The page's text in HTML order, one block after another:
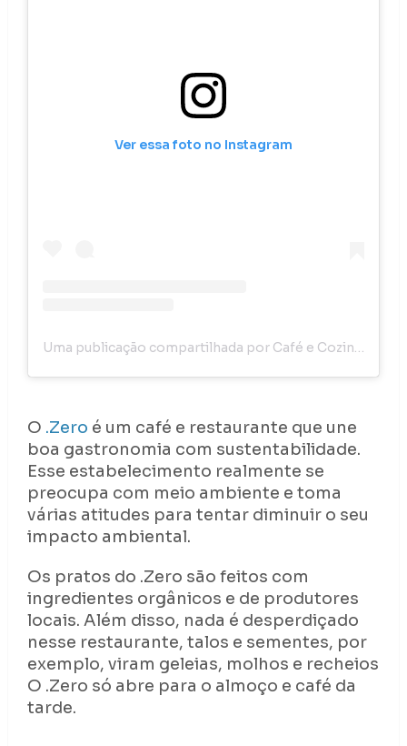
Ver essa foto no Instagram
Uma publicação compartilhada por Café e Cozinha .ZERO (@cafeecozinhapontozero)
O .Zero é um café e restaurante que une
boa gastronomia com sustentabilidade.
Esse estabelecimento realmente se
preocupa com meio ambiente e toma
várias atitudes para tentar diminuir o seu
impacto ambiental.
Os pratos do .Zero são feitos com
ingredientes orgânicos e de produtores
locais. Além disso, nada é desperdiçado
nesse restaurante, talos e sementes, por
exemplo, viram geleias, molhos e recheios
O .Zero só abre para o almoço e café da
tarde.